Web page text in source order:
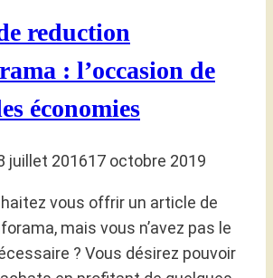
reduction
: l’occasion de
économies
juillet 201617 octobre 2019
vous offrir un article de
mais vous n’avez pas le
? Vous désirez pouvoir